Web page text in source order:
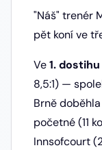
"Náš" trenér
pět koní ve
Ve1. dostihu
8,5:1) —
Brně
početné (11
Innsofcourt